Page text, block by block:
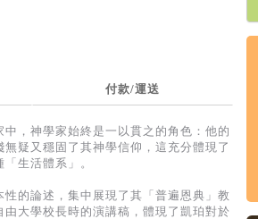
付款/運送
，神學家始終是一以貫之的角色：他的
疑又穩固了其神學信仰，這充分體現了
生活體系」。
的論述，集中展現了其「普遍恩典」教
大學校長時的演講稿，體現了凱珀對於